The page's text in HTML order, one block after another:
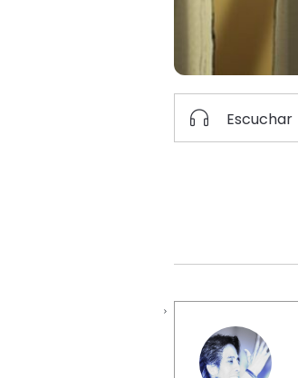
Escuchar